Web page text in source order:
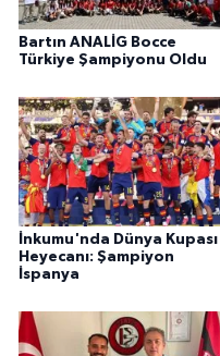
Bartın ANALİG Bocce
Türkiye Şampiyonu Oldu
İnkumu'nda Dünya Kupası
Heyecanı: Şampiyon
İspanya